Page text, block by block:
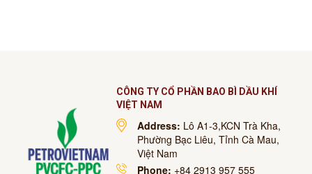
CÔNG TY CỔ PHẦN BAO BÌ DẦU KHÍ
VIỆT NAM
Address: Lô A1-3,KCN Trà Kha,
Phường Bạc Liêu, Tỉnh Cà Mau,
Việt Nam
Phone: +84 2913 957 555